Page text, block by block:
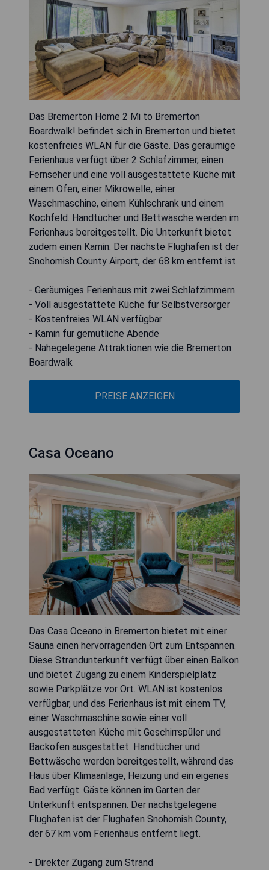
Das Bremerton Home 2 Mi to Bremerton
Boardwalk! befindet sich in Bremerton und bietet
kostenfreies WLAN für die Gäste. Das geräumige
Ferienhaus verfügt über 2 Schlafzimmer, einen
Fernseher und eine voll ausgestattete Küche mit
einem Ofen, einer Mikrowelle, einer
Waschmaschine, einem Kühlschrank und einem
Kochfeld. Handtücher und Bettwäsche werden im
Ferienhaus bereitgestellt. Die Unterkunft bietet
zudem einen Kamin. Der nächste Flughafen ist der
Snohomish County Airport, der 68 km entfernt ist.
- Geräumiges Ferienhaus mit zwei Schlafzimmern
- Voll ausgestattete Küche für Selbstversorger
- Kostenfreies WLAN verfügbar
- Kamin für gemütliche Abende
- Nahegelegene Attraktionen wie die Bremerton
Boardwalk
PREISE ANZEIGEN
Casa Oceano
Das Casa Oceano in Bremerton bietet mit einer
Sauna einen hervorragenden Ort zum Entspannen.
Diese Strandunterkunft verfügt über einen Balkon
und bietet Zugang zu einem Kinderspielplatz
sowie Parkplätze vor Ort. WLAN ist kostenlos
verfügbar, und das Ferienhaus ist mit einem TV,
einer Waschmaschine sowie einer voll
ausgestatteten Küche mit Geschirrspüler und
Backofen ausgestattet. Handtücher und
Bettwäsche werden bereitgestellt, während das
Haus über Klimaanlage, Heizung und ein eigenes
Bad verfügt. Gäste können im Garten der
Unterkunft entspannen. Der nächstgelegene
Flughafen ist der Flughafen Snohomish County,
der 67 km vom Ferienhaus entfernt liegt.
- Direkter Zugang zum Strand